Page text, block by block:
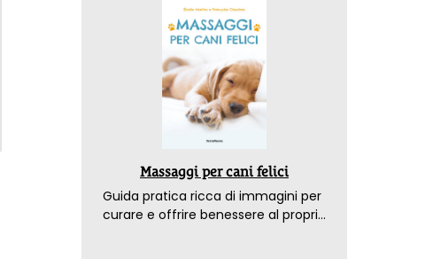
Massaggi per cani felici
Guida pratica ricca di immagini per
curare e offrire benessere al proprio